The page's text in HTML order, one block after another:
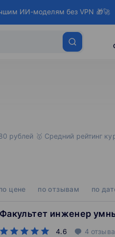
ИИ-моделям без VPN 🎁🚀
рублей 🥇 Средний рейтинг
цене по отзывам по
Факультет инженер
4.6 4 отзыва